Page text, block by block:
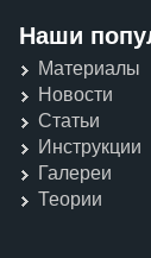
Наши
Материалы
Новости
Статьи
Инструкции
Галереи
Теории